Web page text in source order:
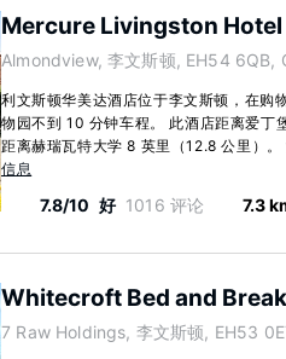
Mercure Livingston Hotel
Almondview, 李文斯顿, EH54 6QB,
利文斯顿华美达酒店位于李文斯顿，在购
物园不到 10 分钟车程。 此酒店距离爱丁
距离赫瑞瓦特大学 8 英里（12.8 公里）
信息
7.8/10 好 1016 评论 7.3
Whitecroft Bed and
7 Raw Holdings, 李文斯顿, EH53